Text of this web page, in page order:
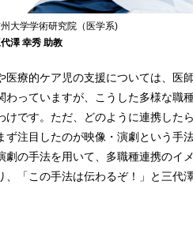
大学学術研究院（医学系)
澤 幸秀 助教
療的ケア児の支援については、医
っていますが、こうした多様な職
です。ただ、どのように連携した
注目したのが映像・演劇という手法
の手法を用いて、多職種連携のイ
「この手法は伝わるぞ！」と三代